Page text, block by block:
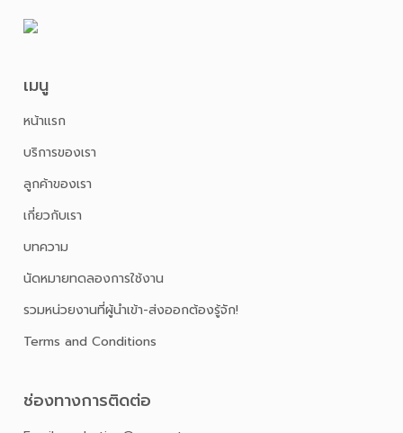
เมนู
หน้าเเรก
บริการของเรา
ลูกค้าของเรา
เกี่ยวกับเรา
บทความ
นัดหมายทดลองการใช้งาน
รวมหน่วยงานที่ผู้นำเข้า-ส่งออกต้องรู้จัก!
Terms and Conditions
ช่องทางการติดต่อ